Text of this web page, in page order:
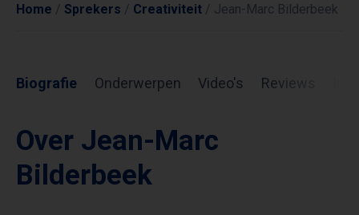
Home / Sprekers / Creativiteit / Jean-Marc Bilderbeek
Biografie Onderwerpen Video's Reviews
Over Jean-Marc
Bilderbeek